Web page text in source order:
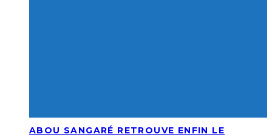
ABOU SANGARÉ RETROUVE ENFIN LE